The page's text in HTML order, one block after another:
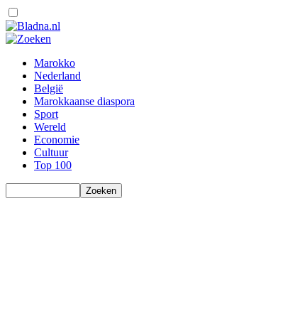
Marokko
Nederland
België
Marokkaanse diaspora
Sport
Wereld
Economie
Cultuur
Top 100